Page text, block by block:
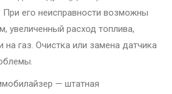
При его неисправности возможны
увеличенный расход топлива,
на газ. Очистка или замена датчика
— штатная